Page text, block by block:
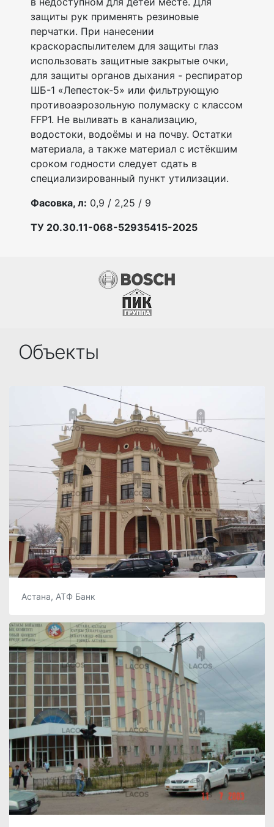
защиты рук применять резиновые
перчатки. При нанесении
краскораспылителем для защиты глаз
использовать защитные закрытые очки,
для защиты органов дыхания - респиратор
ШБ-1 «Лепесток-5» или фильтрующую
противоаэрозольную полумаску с классом
FFP1. Не выливать в канализацию,
водостоки, водоёмы и на почву. Остатки
материала, а также материал с истёкшим
сроком годности следует сдать в
специализированный пункт утилизации.
Фасовка, л: 0,9 / 2,25 / 9
ТУ 20.30.11-068-52935415-2025
Объекты
Астана, АТФ Банк